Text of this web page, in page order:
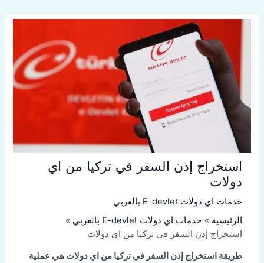
استخراج إذن السفر في تركيا من اي
دولات
خدمات اي دولات E-devlet بالعربي
الرئيسية
خدمات اي دولات E-devlet بالعربي
استخراج إذن السفر في تركيا من اي دولات
طريقة استخراج إذن السفر في تركيا من اي دولات هي عملية